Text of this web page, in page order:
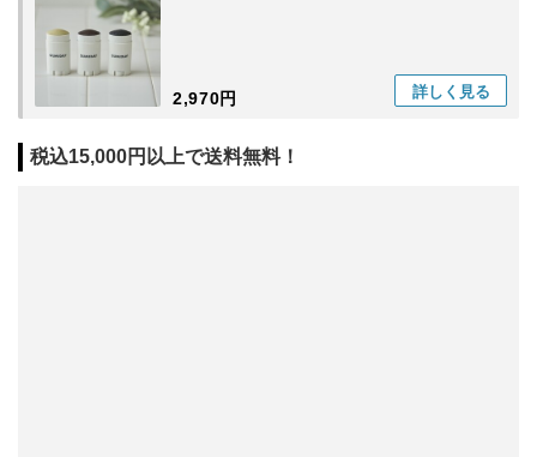
2,970円 詳しく 見る
税込15,000円以上で送料無料！